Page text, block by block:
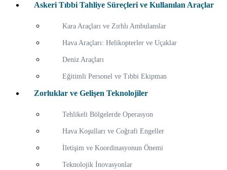
Askeri Tıbbi Tahliye Süreçleri ve Kullanılan Araçlar
Kara Araçları ve Zırhlı Ambulanslar
Hava Araçları: Helikopterler ve Uçaklar
Deniz Araçları
Eğitimli Personel ve Tıbbi Ekipman
Zorluklar ve Gelişen Teknolojiler
Tehlikeli Bölgelerde Operasyon
Hava Koşulları ve Coğrafi Engeller
İletişim ve Koordinasyonun Önemi
Teknolojik İnovasyonlar